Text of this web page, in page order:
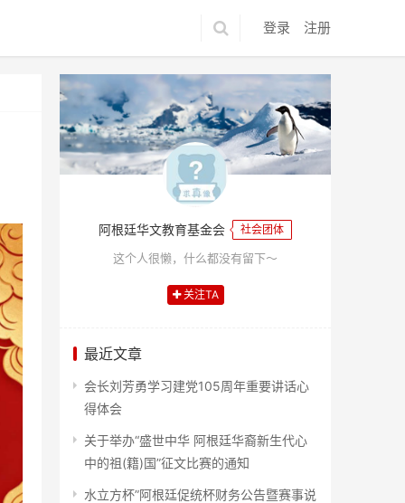
登录 注册
阿根廷华文教育基金会 社会团体
这个人很懒，什么都没有留下～
关注TA
最近文章
会长刘芳勇学习建党105周年重要讲话心
得体会
关于举办“盛世中华 阿根廷华裔新生代心
中的祖(籍)国”征文比赛的通知
水立方杯”阿根廷促统杯财务公告暨赛事说